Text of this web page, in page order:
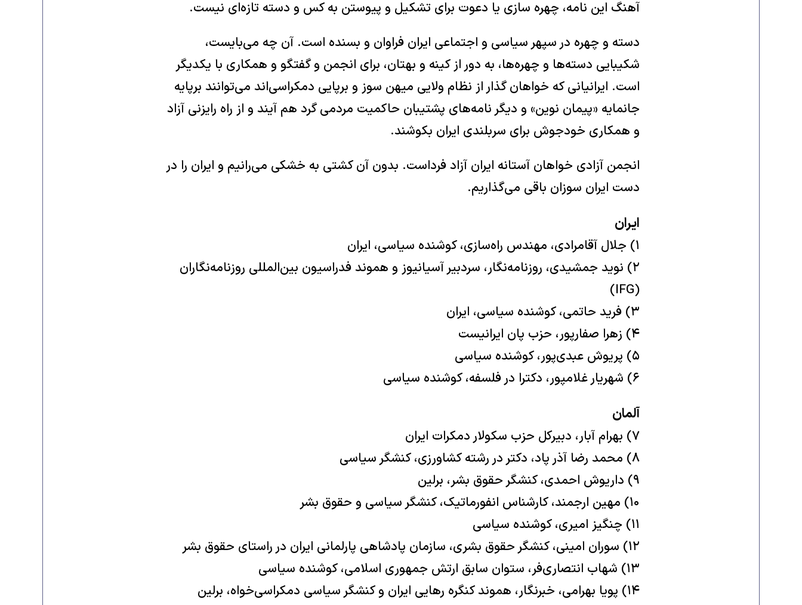
آهنگ این نامه، چهره سازی یا دعوت برای تشکیل و پیوستن به کس و دسته تازه‌ای نیست. ‏
دسته و چهره در سپهر سیاسی و اجتماعی ایران فراوان و بسنده است. آن چه می‌بایست،
شکیبایی دسته‌ها و ‏چهره‌ها، به دور از کینه و بهتان، برای انجمن و گفتگو و همکاری با یکدیگر
است. ایرانیانی که خواهان گذار از نظام ‏ولایی میهن سوز و برپایی دمکراسی‌اند می‌توانند برپایه
جانمایه «پیمان نوین» و دیگر نامه‌های پشتیبان حاکمیت ‏مردمی گرد هم آیند و از راه رایزنی آزاد
و همکاری خودجوش برای سربلندی ایران بکوشند.‏
انجمن آزادی خواهان آستانه ایران آزاد فرداست. بدون آن کشتی به خشکی می‌رانیم و ایران را در
دست ایران ‏سوزان باقی می‌گذاریم.‏
ایران
‏۲)‏ نوید جمشیدی، روزنامه‌نگار، سردبیر آسیانیوز و هموند فدراسیون بین‌المللی روزنامه‌نگاران
(‏IFG‏)‏
آلمان